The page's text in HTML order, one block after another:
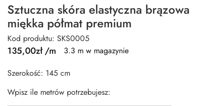
Sztuczna skóra elastyczna brązowa
miękka półmat premium
Kod produktu: SKS0005
135,00zł/m
3.3 m w magazynie
Szerokość: 145 cm
Wpisz ile metrów potrzebujesz: